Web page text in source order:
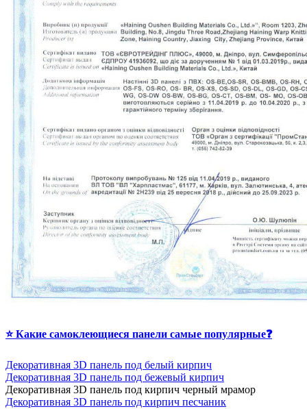
⭐ Какие самоклеющиеся панели самые популярные❓
Декоративная 3D панель под белый кирпич
Декоративная 3D панель под бежевый кирпич
Декоративная 3D панель под кирпич черный мрамор
Декоративная 3D панель под кирпич песчаник